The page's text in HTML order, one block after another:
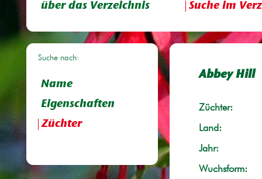
über das Verzeichnis Suche im
Suche nach:
Name
Eigenschaften
Züchter
Abbey Hill
Züchter:
Land:
Jahr:
Wuchsform: